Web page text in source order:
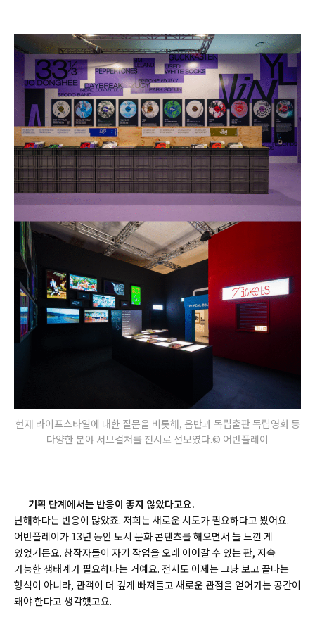
현재 라이프스타일에 대한 질문을 비롯해, 음반과 독립출판 독립영화 등
다양한 분야 서브컬처를 전시로 선보였다.© 어반플레이
― 기획 단계에서는 반응이 좋지 않았다고요.
난해하다는 반응이 많았죠. 저희는 새로운 시도가 필요하다고 봤어요.
어반플레이가 13년 동안 도시 문화 콘텐츠를 해오면서 늘 느낀 게
있었거든요. 창작자들이 자기 작업을 오래 이어갈 수 있는 판, 지속
가능한 생태계가 필요하다는 거예요. 전시도 이제는 그냥 보고 끝나는
형식이 아니라, 관객이 더 깊게 빠져들고 새로운 관점을 얻어가는 공간이
돼야 한다고 생각했고요.